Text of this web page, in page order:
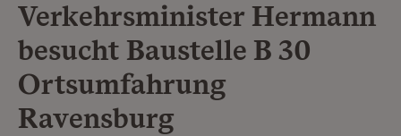
Verkehrsminister Hermann
besucht Baustelle B 30
Ortsumfahrung
Ravensburg